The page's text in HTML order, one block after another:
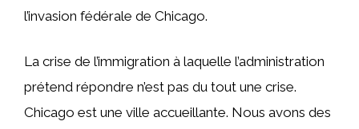
l’invasion fédérale de Chicago.
La crise de l’immigration à laquelle l’administration
prétend répondre n’est pas du tout une crise.
Chicago est une ville accueillante. Nous avons des